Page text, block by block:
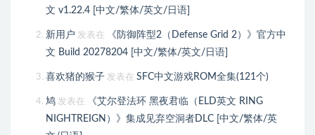
文 v1.22.4 [中文/繁体/英文/日语]
新用户 发表在
《防御阵型2（Defense Grid 2）》官方中
文 Build 20278204 [中文/繁体/英文/日语]
喜欢猪的猴子 发表在 SFC中文游戏ROM全集(121个)
鸠 发表在
《艾尔登法环 黑夜君临（ELD英文 RING
NIGHTREIGN）》集成见弃空洞者DLC [中文/繁体/英